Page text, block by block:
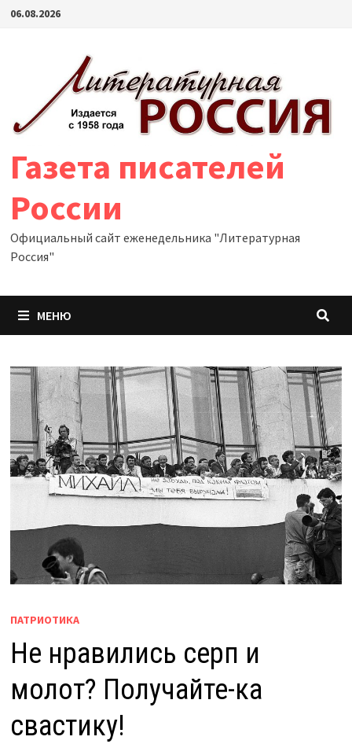
Перейти
06.08.2026
Газета писателей
России
Официальный сайт еженедельника "Литературная
Россия"
МЕНЮ
ПАТРИОТИКА
Не нравились серп и
молот? Получайте-ка
свастику!